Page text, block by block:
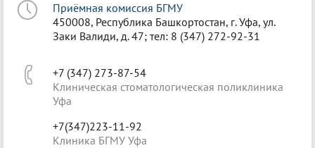
Приёмная комиссия БГМУ
450008, Республика Башкортостан, г. Уфа, ул.
Заки Валиди, д. 47; тел: 8 (347) 272-92-31
+7 (347) 273-87-54
Клиническая стоматологическая поликлиника
Уфа
+7(347)223-11-92
Клиника БГМУ Уфа